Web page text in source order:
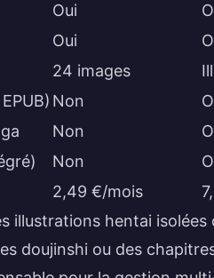
Oui
Oui
24 images
Non
Non
Non
2,49 €/mois
illustrations hentai
doujinshi ou des